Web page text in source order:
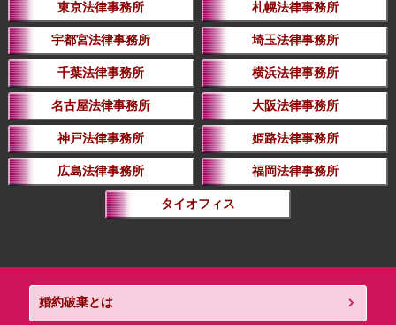
東京法律事務所 札幌法律事務所
宇都宮法律事務所 埼玉法律事務所
千葉法律事務所 横浜法律事務所
名古屋法律事務所 大阪法律事務所
神戸法律事務所 姫路法律事務所
広島法律事務所 福岡法律事務所
タイオフィス
婚約破棄とは